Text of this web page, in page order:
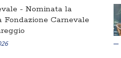
- Nominata la
Fondazione Carnevale